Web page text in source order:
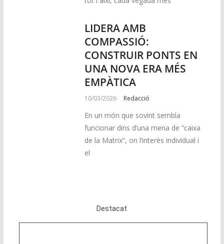
LIDERA AMB
COMPASSIÓ:
CONSTRUIR PONTS EN
UNA NOVA ERA MÉS
EMPÀTICA
10/03/2026 Redacció
En un món que sovint sembla
funcionar dins d’una mena de “caixa
de la Matrix”, on l’interès individual i
el
Destacat